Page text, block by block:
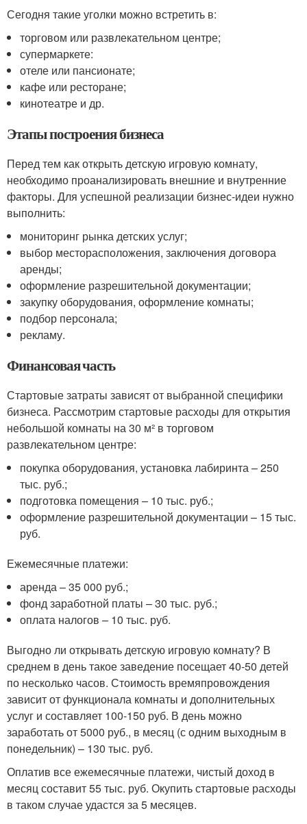
Сегодня такие уголки можно встретить в:
торговом или развлекательном центре;
супермаркете:
отеле или пансионате;
кафе или ресторане;
кинотеатре и др.
Этапы построения бизнеса
Перед тем как открыть детскую игровую комнату,
необходимо проанализировать внешние и внутренние
факторы. Для успешной реализации бизнес-идеи нужно
выполнить:
мониторинг рынка детских услуг;
выбор месторасположения, заключения договора
аренды;
оформление разрешительной документации;
закупку оборудования, оформление комнаты;
подбор персонала;
рекламу.
Финансовая часть
Стартовые затраты зависят от выбранной специфики
бизнеса. Рассмотрим стартовые расходы для открытия
небольшой комнаты на 30 м² в торговом
развлекательном центре:
покупка оборудования, установка лабиринта – 250
тыс. руб.;
подготовка помещения – 10 тыс. руб.;
оформление разрешительной документации – 15 тыс.
руб.
Ежемесячные платежи:
аренда – 35 000 руб.;
фонд заработной платы – 30 тыс. руб.;
оплата налогов – 10 тыс. руб.
Выгодно ли открывать детскую игровую комнату? В
среднем в день такое заведение посещает 40-50 детей
по несколько часов. Стоимость времяпровождения
зависит от функционала комнаты и дополнительных
услуг и составляет 100-150 руб. В день можно
заработать от 5000 руб., в месяц (с одним выходным в
понедельник) – 130 тыс. руб.
Оплатив все ежемесячные платежи, чистый доход в
месяц составит 55 тыс. руб. Окупить стартовые расходы
в таком случае удастся за 5 месяцев.